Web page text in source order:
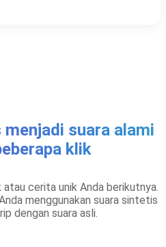
suara alami
klik
cerita unik Anda berikutnya.
menggunakan suara sintetis
dengan suara asli.